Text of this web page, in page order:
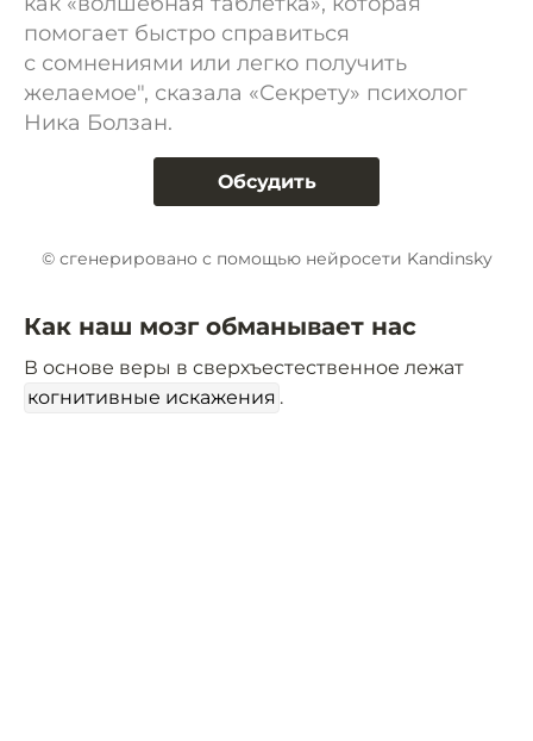
помогает быстро справиться
с сомнениями или легко получить
желаемое", сказала «Секрету» психолог
Ника Болзан.
Обсудить
© сгенерировано с помощью нейросети Kandinsky
Как наш мозг обманывает нас
В основе веры в сверхъестественное лежат
когнитивные искажения .